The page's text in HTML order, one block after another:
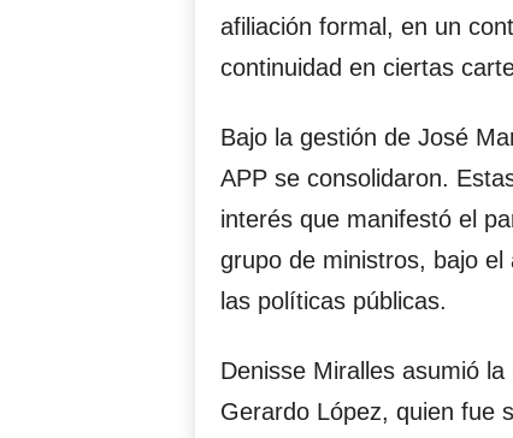
afiliación formal, en un
continuidad en ciertas
Bajo la gestión de José
APP se consolidaron.
interés que manifestó el
grupo de ministros, bajo
las políticas públicas.
Denisse Miralles asumió
Gerardo López, quien fue